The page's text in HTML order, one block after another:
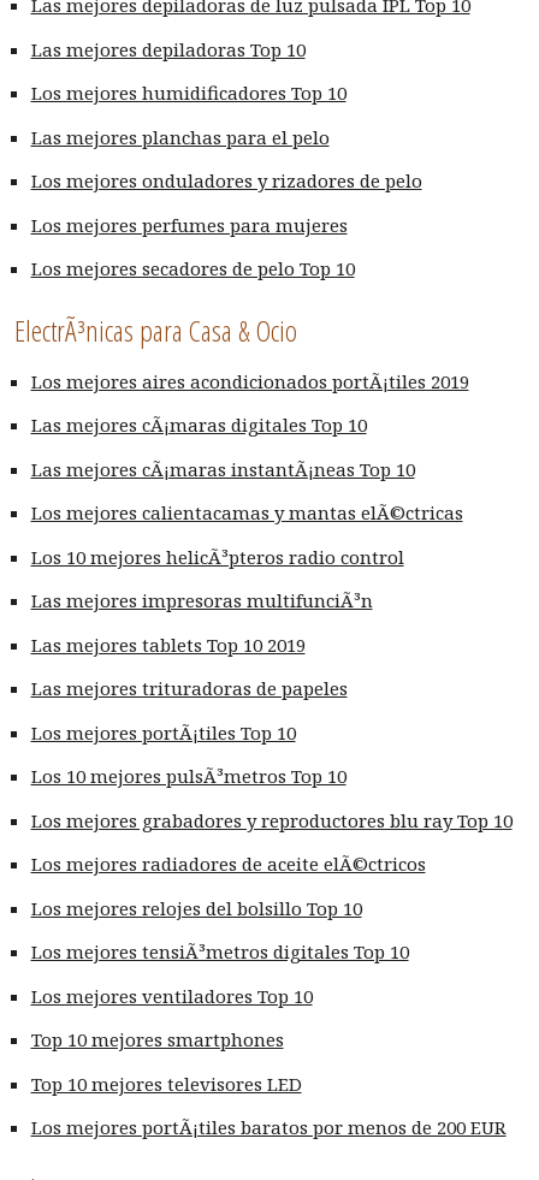
Las mejores depiladoras de luz pulsada IPL Top 10
Las mejores depiladoras Top 10
Los mejores humidificadores Top 10
Las mejores planchas para el pelo
Los mejores onduladores y rizadores de pelo
Los mejores perfumes para mujeres
Los mejores secadores de pelo Top 10
ElectrÃ³nicas para Casa & Ocio
Los mejores aires acondicionados portÃ¡tiles 2019
Las mejores cÃ¡maras digitales Top 10
Las mejores cÃ¡maras instantÃ¡neas Top 10
Los mejores calientacamas y mantas elÃ©ctricas
Los 10 mejores helicÃ³pteros radio control
Las mejores impresoras multifunciÃ³n
Las mejores tablets Top 10 2019
Las mejores trituradoras de papeles
Los mejores portÃ¡tiles Top 10
Los 10 mejores pulsÃ³metros Top 10
Los mejores grabadores y reproductores blu ray Top 10
Los mejores radiadores de aceite elÃ©ctricos
Los mejores relojes del bolsillo Top 10
Los mejores tensiÃ³metros digitales Top 10
Los mejores ventiladores Top 10
Top 10 mejores smartphones
Top 10 mejores televisores LED
Los mejores portÃ¡tiles baratos por menos de 200 EUR